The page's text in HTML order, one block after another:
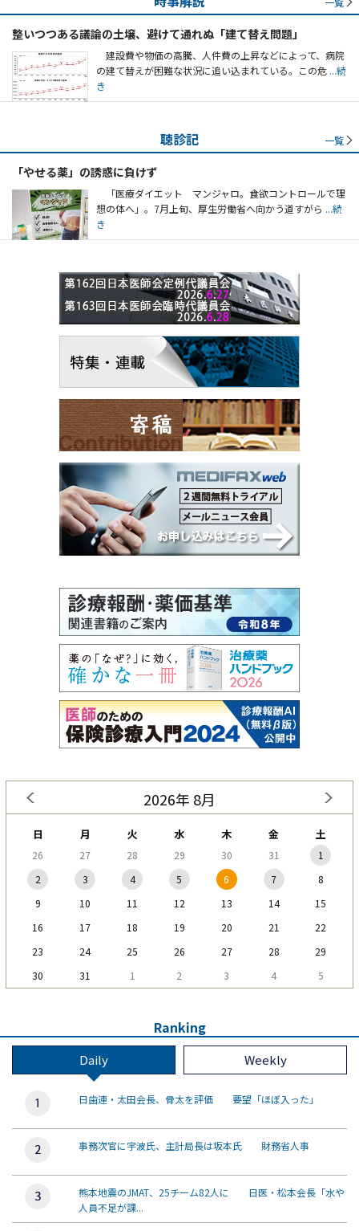
整いつつある議論の土壌、避けて通れぬ「建て替え問題」
建設費や物価の高騰、人件費の上昇などによって、病院
の建て替えが困難な状況に追い込まれている。この危 ...続
き
聴診記 一覧
「やせる薬」の誘惑に負けず
「医療ダイエット マンジャロ。食欲コントロールで理
想の体へ」。7月上旬、厚生労働省へ向かう道すがら ...続
き
2026年 8月
日 月 火 水 木 金 土
26 27 28 29 30 31
1
2
3 4 5 6 7
8
9
10 11 12 13 14
15
16
17 18 19 20 21
22
23
24 25 26 27 28
29
30
31 1 2 3 4 5
Ranking
Daily Weekly
日歯連・太田会長、骨太を評価 要望「ほぼ入った」
事務次官に宇波氏、主計局長は坂本氏 財務省人事
熊本地震のJMAT、25チーム82人に 日医・松本会長「水や
人員不足が課...